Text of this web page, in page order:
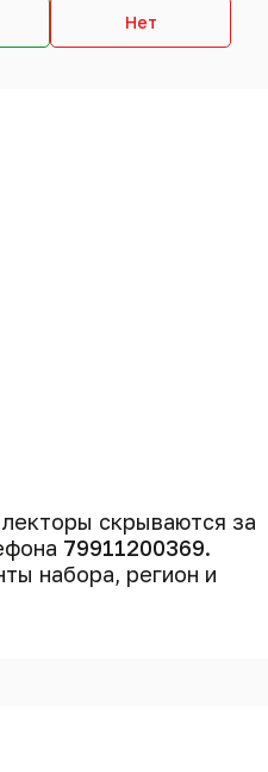
Нет
скрываются за
79911200369.
набора, регион и